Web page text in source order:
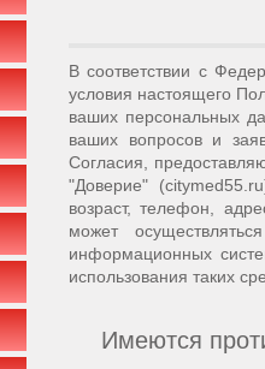
В соответствии с
условия настоящего
ваших персональных
ваших вопросов и
Согласия,
"Доверие"
возраст, телефон,
может
информационных
использования таких
Имеются